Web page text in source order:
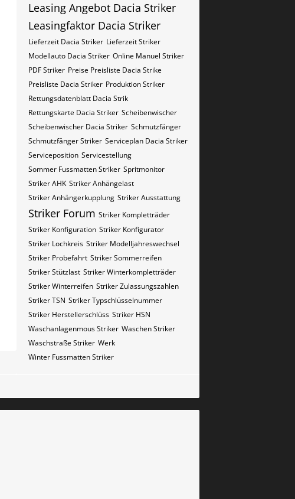
Leasing Angebot Dacia Striker
Leasingfaktor Dacia Striker
Lieferzeit Dacia Striker Lieferzeit Striker
Modellauto Dacia Striker Online Manuel Striker
PDF Striker Preise Preisliste Dacia Strike
Preisliste Dacia Striker Produktion Striker
Rettungsdatenblatt Dacia Strik
Rettungskarte Dacia Striker Scheibenwischer
Scheibenwischer Dacia​ Striker Schmutzfänger
Schmutzfänger Striker Serviceplan Dacia Striker
Serviceposition Servicestellung
Sommer Fussmatten Striker Spritmonitor
Striker AHK Striker Anhängelast
Striker Anhängerkupplung Striker Ausstattung
Striker Forum Striker Kompletträder
Striker Konfiguration Striker Konfigurator
Striker Lochkreis Striker Modelljahreswechsel
Striker Probefahrt Striker Sommerreifen
Striker Stützlast Striker Winterkompletträder
Striker Winterreifen Striker Zulassungszahlen
Striker​​​​ TSN Striker​​​​ Typschlüsselnummer
Striker​​​​​ Herstellerschlüss Striker​​​​​ HSN
Waschanlagenmous Striker Waschen Striker
Waschstraße Striker Werk
Winter Fussmatten Striker